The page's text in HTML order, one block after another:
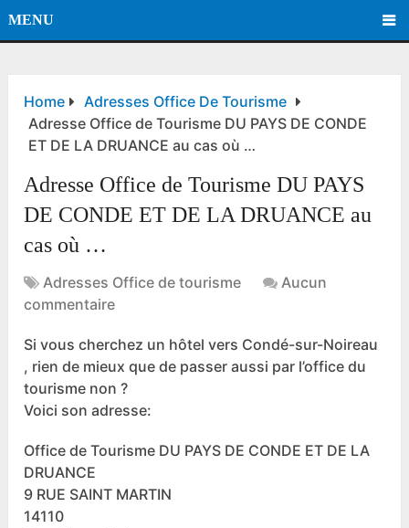
MENU
Home
Adresses Office De Tourisme
Adresse Office de Tourisme DU PAYS DE CONDE
ET DE LA DRUANCE au cas où …
Adresse Office de Tourisme DU PAYS
DE CONDE ET DE LA DRUANCE au
cas où …
Adresses Office de tourisme
Aucun
commentaire
Si vous cherchez un hôtel vers Condé-sur-Noireau
, rien de mieux que de passer aussi par l’office du
tourisme non ?
Voici son adresse:
Office de Tourisme DU PAYS DE CONDE ET DE LA
DRUANCE
9 RUE SAINT MARTIN
14110